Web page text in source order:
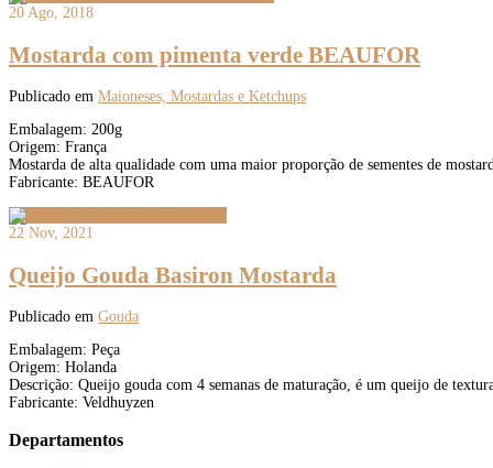
20 Ago, 2018
Mostarda com pimenta verde BEAUFOR
Publicado em Maioneses, Mostardas e Ketchups
Embalagem: 200g
Origem: França
Mostarda de alta qualidade com uma maior proporção de sementes de
Fabricante: BEAUFOR
22 Nov, 2021
Queijo Gouda Basiron Mostarda
Publicado em Gouda
Embalagem: Peça
Origem: Holanda
Descrição: Queijo gouda com 4 semanas de maturação, é um queijo de
Fabricante: Veldhuyzen
Departamentos